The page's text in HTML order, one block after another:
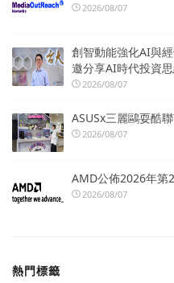
2026/08/07
創智動能強化AI與
邀分享AI時代投資
2026/08/07
ASUSx三麗鷗耍酷
2026/08/07
AMD公佈2026年第
2026/08/07
熱門標籤